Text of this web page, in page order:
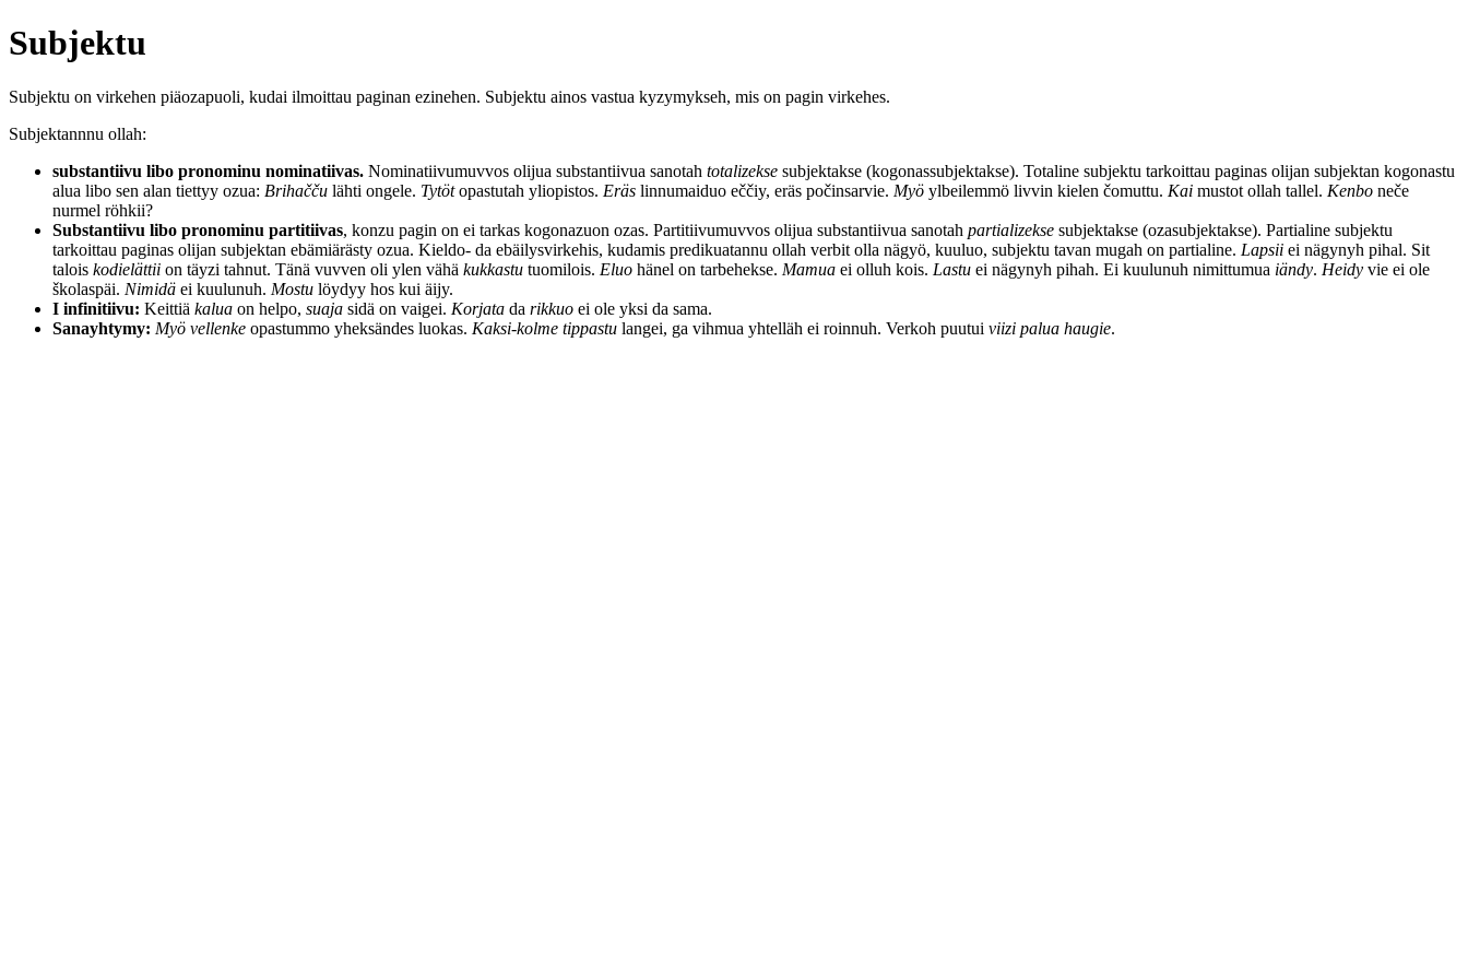
Subjektu
Subjektu on virkehen piäozapuoli, kudai ilmoittau paginan ezinehen. Subjektu ainos vastua kyzymykseh, mis on pagin virkehes.
Subjektannnu ollah:
substantiivu libo pronominu nominatiivas. Nominatiivumuvvos olijua substantiivua sanotah totalizekse subjektakse (kogonassubjektakse). Totaline subjektu tarkoittau paginas olijan subjektan kogonastu
alua libo sen alan tiettyy ozua: Brihačču lähti ongele. Tytötopastutah yliopistos. Eräs linnumaiduo eččiy, eräs počinsarvie. Myö ylbeilemmö livvin kielen čomuttu. Kai mustot ollah tallel. Kenbo neče
nurmel röhkii?
Substantiivu libo pronominu partitiivas, konzu pagin on ei tarkas kogonazuon ozas. Partitiivumuvvos olijua substantiivua sanotah partializekse subjektakse (ozasubjektakse). Partialine subjektu
tarkoittau paginas olijan subjektan ebämiärästy ozua. Kieldo- da ebäilysvirkehis, kudamis predikuatannu ollah verbit olla nägyö, kuuluo, subjektu tavan mugah on partialine. Lapsii ei nägynyh pihal. Sit
talois kodielättii on täyzi tahnut. Tänä vuvven oli ylen vähä kukkastu tuomilois. Eluo hänel on tarbehekse. Mamua ei olluh kois. Lastu ei nägynyh pihah. Ei kuulunuh nimittumua iändy. Heidy vie ei ole
školaspäi. Nimidä ei kuulunuh. Mostu löydyy hos kui äijy.
I infinitiivu: Keittiä kalua on helpo, suaja sidä on vaigei. Korjata da rikkuo ei ole yksi da sama.
Sanayhtymy: Myö vellenke opastummo yheksändes luokas. Kaksi-kolme tippastu langei, ga vihmua yhtelläh ei roinnuh. Verkoh puutui viizi palua haugie.